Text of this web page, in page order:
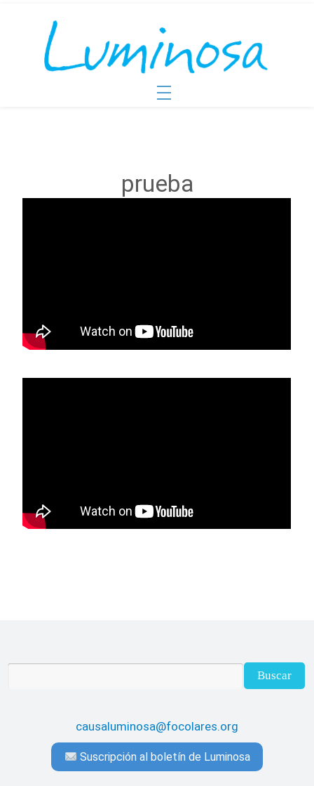
prueba
causaluminosa@focolares.org
Suscripción al boletín de Luminosa